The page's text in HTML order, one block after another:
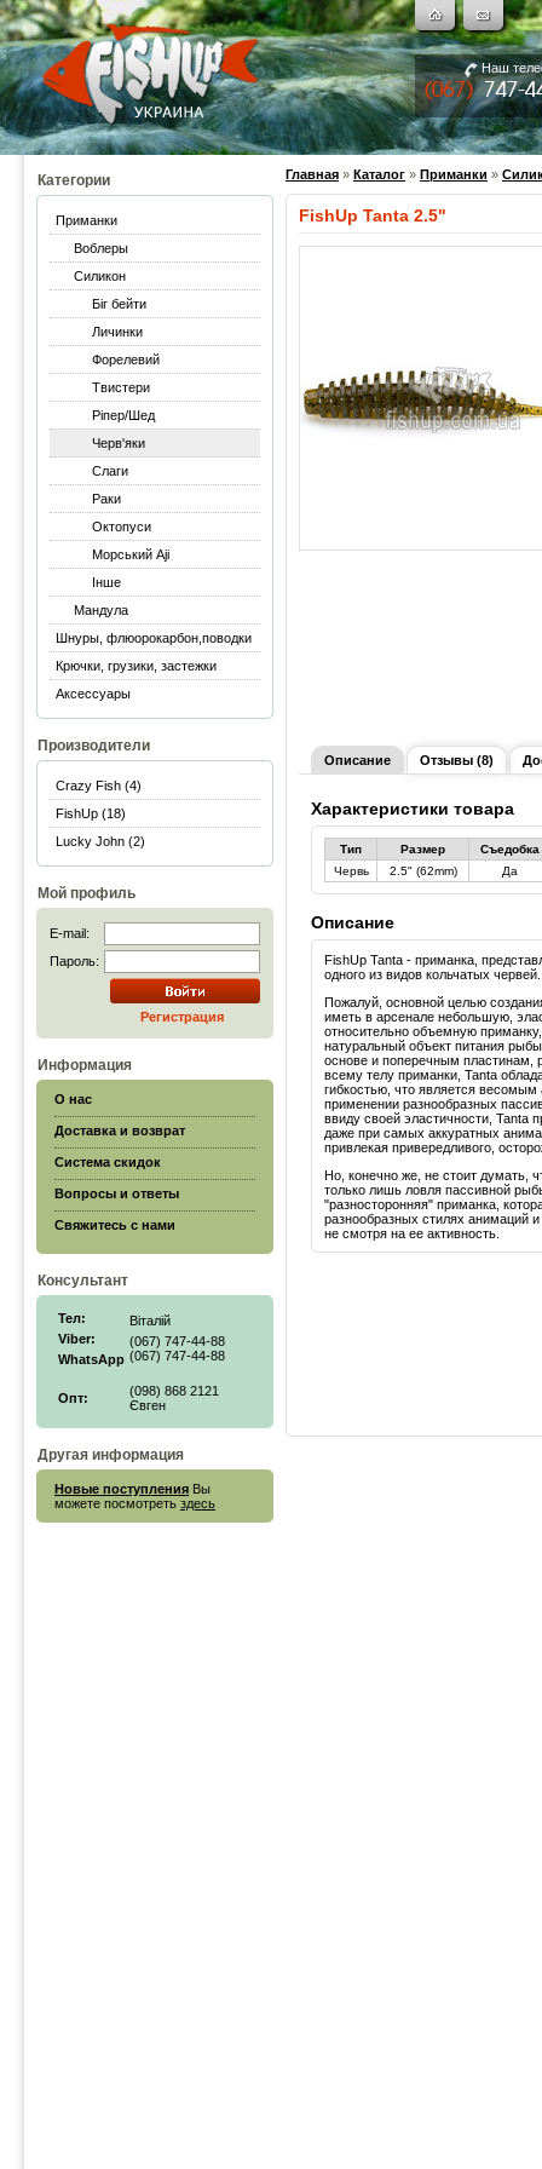
Наш
Категории
Приманки
Воблеры
Силикон
Біг бейти
Личинки
Форелевий
Твистери
Ріпер/Шед
Черв'яки
Слаги
Раки
Октопуси
Морський Aji
Інше
Мандула
Шнуры, флюорокарбон,поводки
Крючки, грузики, застежки
Аксессуары
Производители
Crazy Fish (4)
FishUp (18)
Lucky John (2)
Мой профиль
E-mail:
Пароль:
Регистрация
Информация
О нас
Доставка и возврат
Система скидок
Вопросы и ответы
Свяжитесь с нами
Консультант
Тел:
Viber:
WhatsApp
Віталій
(067) 747-44-88
(067) 747-44-88
Опт:
(098) 868 2121
Євген
Другая информация
Новые поступления Вы
можете посмотреть здесь
Главная » Каталог » Приманки »
FishUp Tanta 2.5"
Описание Отзывы (8)
Характеристики товара
Тип Размер
Съедобка
Червь
2.5" (62mm) Да
Описание
FishUp Tanta - приманка,
одного из видов кольчатых червей.
Пожалуй, основной целью
иметь в арсенале небольшую,
относительно объемную
натуральный объект питания
основе и поперечным пластинам,
всему телу приманки, Tanta
гибкостью, что является весомым
применении разнообразных
ввиду своей эластичности, Tanta
даже при самых аккуратных
привлекая привередливого,
Но, конечно же, не стоит думать,
только лишь ловля пассивной
"разносторонняя" приманка,
разнообразных стилях анимаций
не смотря на ее активность.